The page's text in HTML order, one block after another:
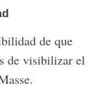
de que
de visibilizar el